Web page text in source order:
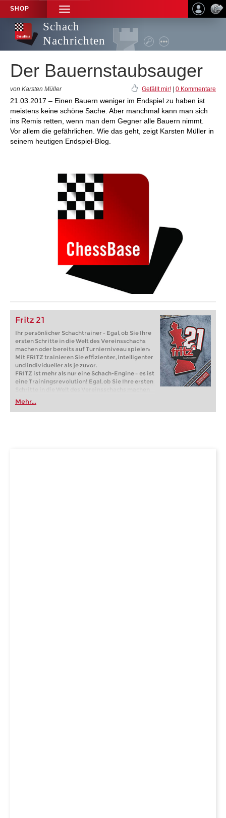
SHOP
TOGGLE
NAVIGATION
Schach
Nachrichten
Der Bauernstaubsauger
von Karsten Müller Gefällt mir! 0 Kommentare
21.03.2017 – Einen Bauern weniger im Endspiel zu haben ist
meistens keine schöne Sache. Aber manchmal kann man sich
ins Remis retten, wenn man dem Gegner alle Bauern nimmt.
Vor allem die gefährlichen. Wie das geht, zeigt Karsten Müller in
seinem heutigen Endspiel-Blog.
Fritz 21
Ihr persönlicher Schachtrainer - Egal, ob Sie Ihre
ersten Schritte in die Welt des Vereinsschachs
machen oder bereits auf Turnierniveau spielen:
Mit FRITZ trainieren Sie effizienter, intelligenter
und individueller als je zuvor.
FRITZ ist mehr als nur eine Schach-Engine – es ist
eine Trainingsrevolution! Egal, ob Sie Ihre ersten
Schritte in die Welt des Vereinsschachs machen
oder bereits auf Turnierniveau spielen: Mit
FRITZ trainieren Sie effizienter, intelligenter und
individueller als je zuvor.
Mehr...